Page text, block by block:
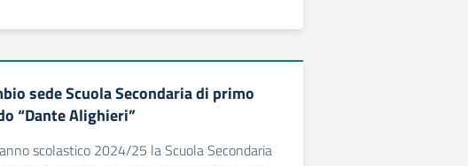
sede Scuola Secondaria di primo
“Dante Alighieri”
scolastico 2024/25 la Scuola Secondaria